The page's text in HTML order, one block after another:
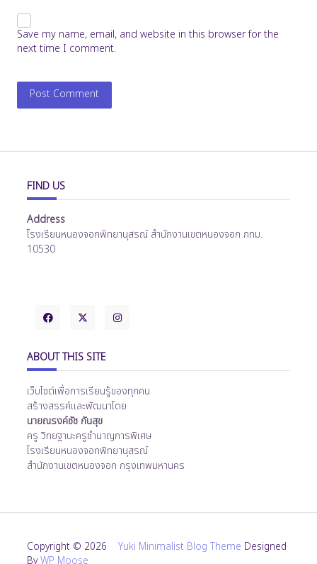
Save my name, email, and website in this browser for the
next time I comment.
FIND US
Address
โรงเรียนหนองจอกพิทยานุสรณ์ สำนักงานเขตหนองจอก กทม.
10530
ABOUT THIS SITE
เว็บไซต์เพื่อการเรียนรู้ของทุกคน
สร้างสรรค์และพัฒนาโดย
นายณรงค์ชัช กันสุข
ครู วิทยฐานะครูชำนาญการพิเศษ
โรงเรียนหนองจอกพิทยานุสรณ์
สำนักงานเขตหนองจอก กรุงเทพมหานคร
Copyright © 2026 Yuki Minimalist Blog Theme Designed